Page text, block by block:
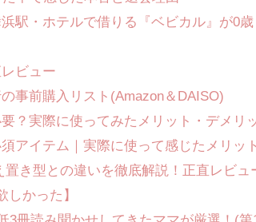
駅・ホテルで借りる『ベビカル』が0
ビュー
事前購入リスト(Amazon＆DAISO)
？実際に使ってみたメリット・デメリ
アイテム｜実際に使って感じたメリッ
き型との違いを徹底解説！正直レビュ
しかった】